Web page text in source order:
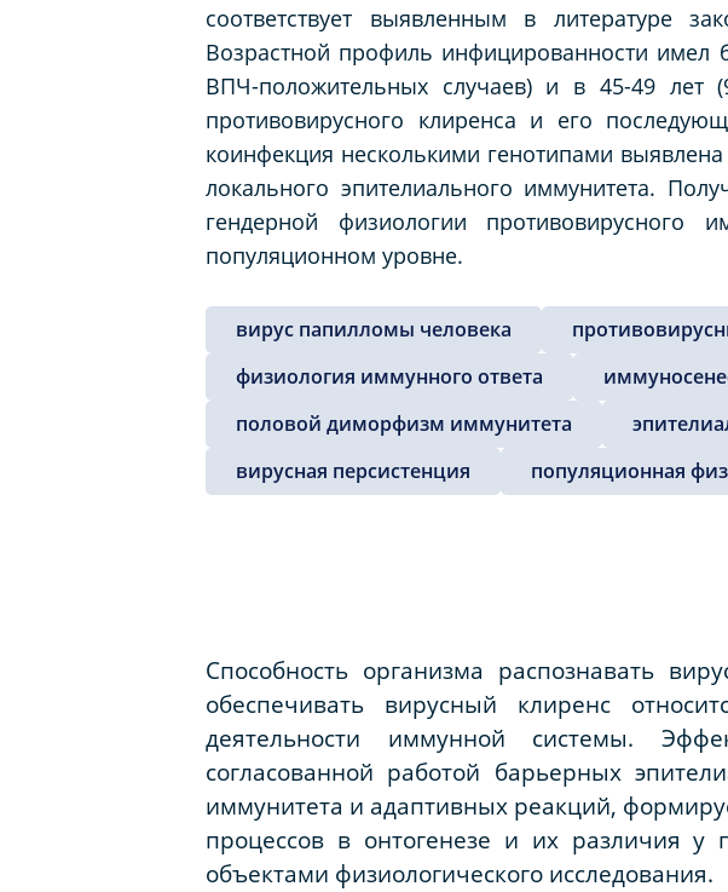
соответствует выявленным в литературе
Возрастной профиль инфицированности имел
ВПЧ-положительных случаев) и в 45-49 лет
противовирусного клиренса и его
коинфекция несколькими генотипами
локального эпителиального иммунитета.
гендерной физиологии
популяционном уровне.
вирус папилломы человека
физиология иммунного ответа
половой диморфизм иммунитета
вирусная персистенция
популяционная
Способность организма распознавать
обеспечивать вирусный клиренс
деятельности иммунной системы.
согласованной работой барьерных
иммунитета и адаптивных реакций,
процессов в онтогенезе и их различия у
объектами физиологического исследования.